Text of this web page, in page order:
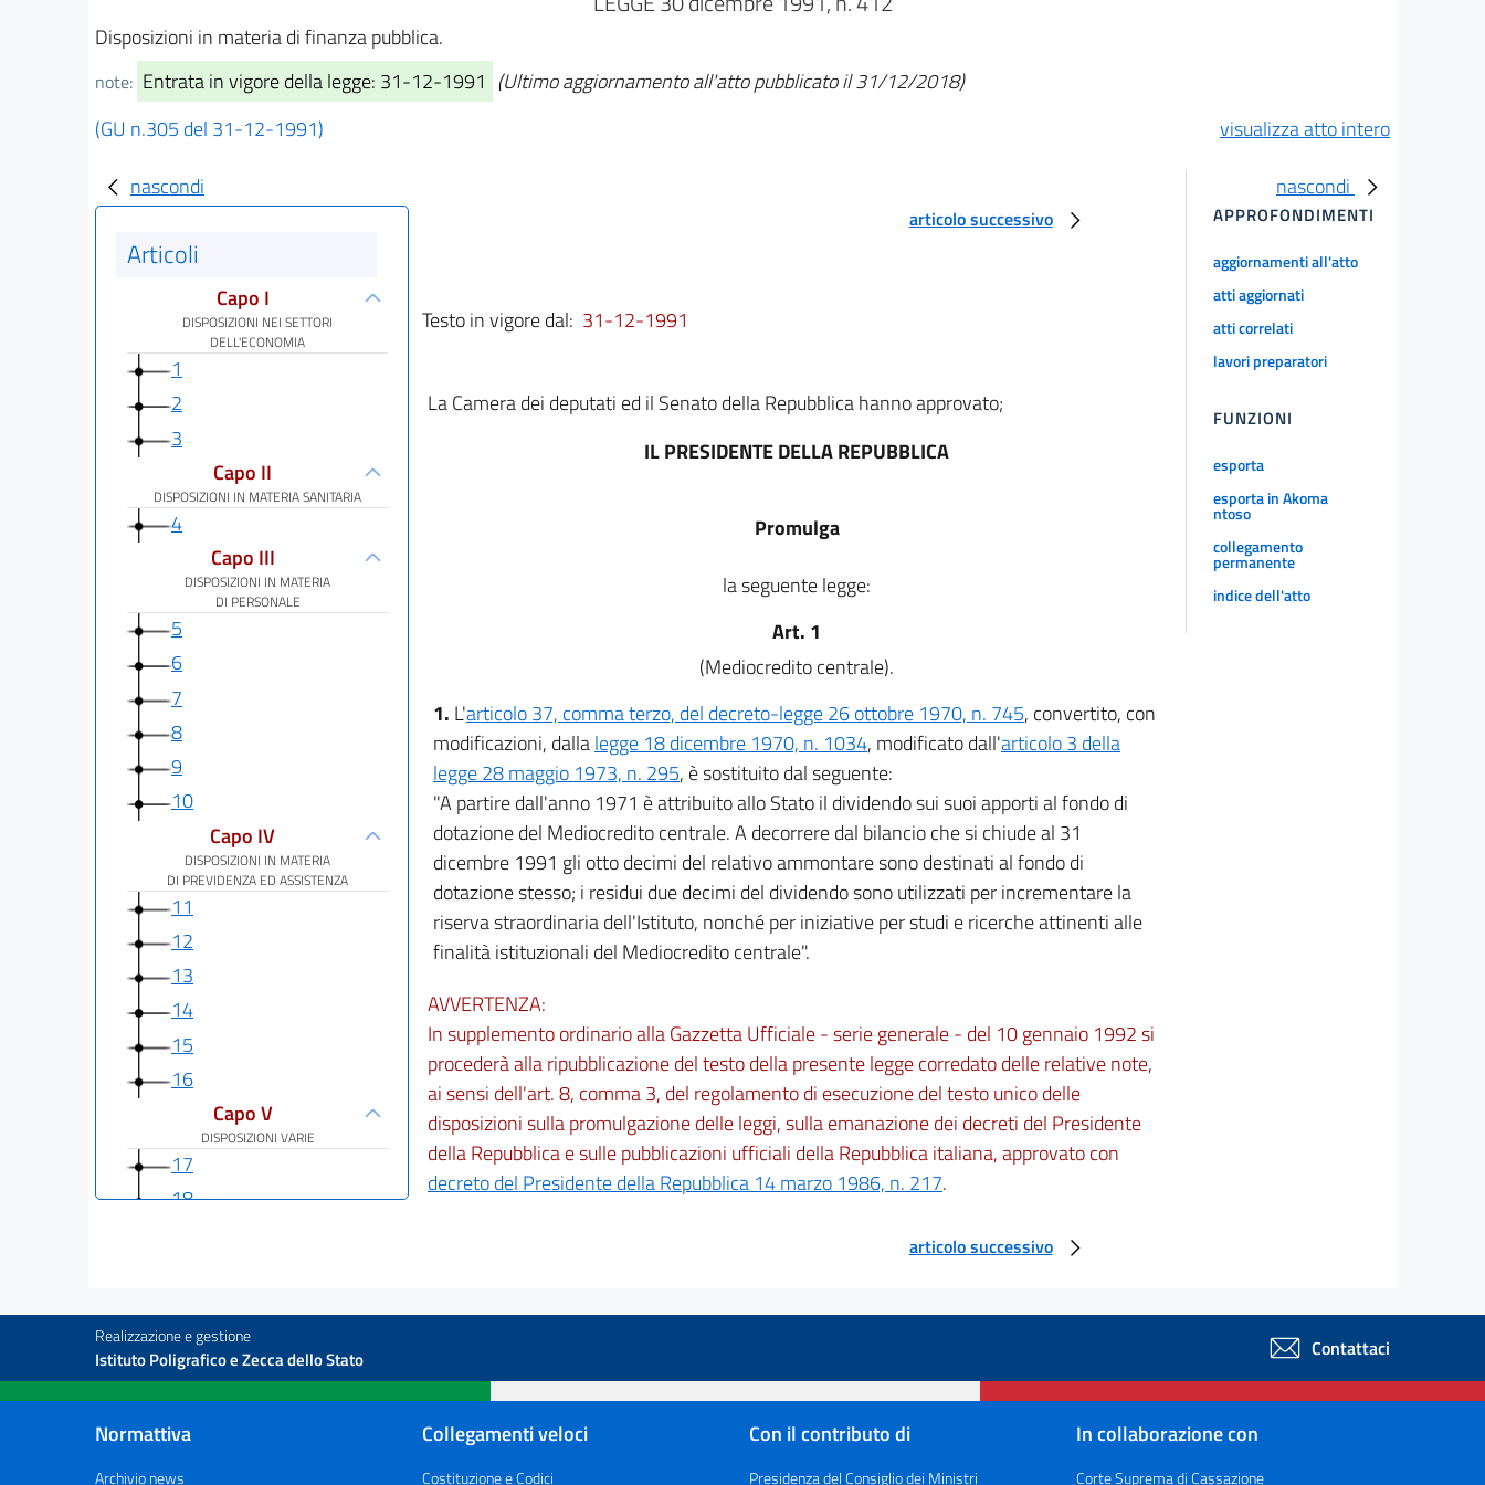
Disposizioni in materia di finanza pubblica.
note: Entrata in vigore della legge: 31-12-1991 (Ultimo aggiornamento all'atto pubblicato il 31/12/2018)
(GU n.305 del 31-12-1991)
visualizza atto intero
nascondi
Articoli
Capo I
DISPOSIZIONI NEI SETTORI
DELL'ECONOMIA
1
2
3
Capo II
DISPOSIZIONI IN MATERIA SANITARIA
4
Capo III
DISPOSIZIONI IN MATERIA
DI PERSONALE
5
6
7
8
9
10
Capo IV
DISPOSIZIONI IN MATERIA
DI PREVIDENZA ED ASSISTENZA
11
12
13
14
15
16
Capo V
DISPOSIZIONI VARIE
17
18
22
23
24
25
26
articolo successivo
Testo in vigore dal: 31-12-1991
La Camera dei deputati ed il Senato della Repubblica hanno approvato;
IL PRESIDENTE DELLA REPUBBLICA
Promulga
la seguente legge:
Art. 1
(Mediocredito centrale).
1. L'articolo 37, comma terzo, del decreto-legge 26 ottobre 1970, n. 745, convertito, con
modificazioni, dallalegge 18 dicembre 1970, n. 1034, modificato dall'articolo 3 della
legge 28 maggio 1973, n. 295, è sostituito dal seguente:
"A partire dall'anno 1971 è attribuito allo Stato il dividendo sui suoi apporti al fondo di
dotazione del Mediocredito centrale. A decorrere dal bilancio che si chiude al 31
dicembre 1991 gli otto decimi del relativo ammontare sono destinati al fondo di
dotazione stesso; i residui due decimi del dividendo sono utilizzati per incrementare la
riserva straordinaria dell'Istituto, nonché per iniziative per studi e ricerche attinenti alle
finalità istituzionali del Mediocredito centrale".
AVVERTENZA:
In supplemento ordinario alla Gazzetta Ufficiale - serie generale - del 10 gennaio 1992 si
procederà alla ripubblicazione del testo della presente legge corredato delle relative note,
ai sensi dell'art. 8, comma 3, del regolamento di esecuzione del testo unico delle
disposizioni sulla promulgazione delle leggi, sulla emanazione dei decreti del Presidente
della Repubblica e sulle pubblicazioni ufficiali della Repubblica italiana, approvato con
decreto del Presidente della Repubblica 14 marzo 1986, n. 217.
articolo successivo
nascondi
APPROFONDIMENTI
aggiornamenti all'atto
atti aggiornati
atti correlati
lavori preparatori
FUNZIONI
esporta
esporta in Akoma
ntoso
collegamento
permanente
indice dell'atto
Realizzazione e gestione
Istituto Poligrafico e Zecca dello Stato Contattaci
Normattiva
Archivio news
Collegamenti veloci
Costituzione e Codici
Con il contributo di
Presidenza del Consiglio dei Ministri
In collaborazione con
Corte Suprema di Cassazione